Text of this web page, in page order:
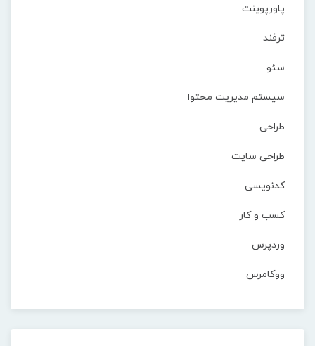
پاورپوینت
ترفند
سئو
سیستم مدیریت محتوا
طراحی
طراحی سایت
کدنویسی
کسب و کار
وردپرس
ووکامرس